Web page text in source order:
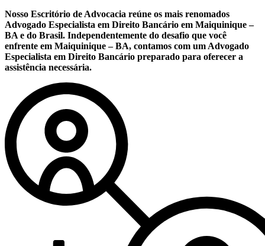
Nosso Escritório de Advocacia reúne os mais renomados
Advogado Especialista em Direito Bancário em Maiquinique –
BA e do Brasil. Independentemente do desafio que você
enfrente em Maiquinique – BA, contamos com um Advogado
Especialista em Direito Bancário preparado para oferecer a
assistência necessária.